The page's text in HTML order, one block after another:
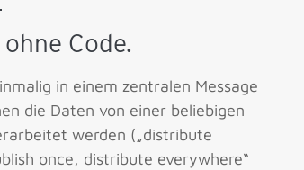
Code.
in einem zentralen Message
die Daten von einer beliebigen
werden („distribute
once, distribute everywhere“